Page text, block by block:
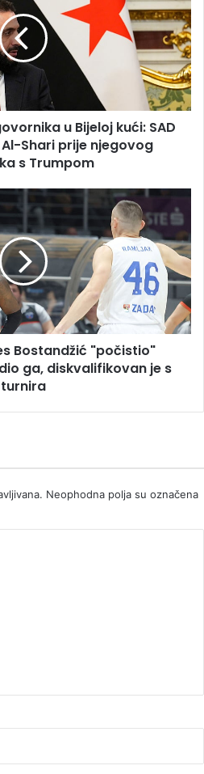
u Bijeloj kući: SAD
Shari prije njegovog
s Trumpom
Bostandžić "počistio"
ga, diskvalifikovan je s
turnira
Neophodna polja su označena